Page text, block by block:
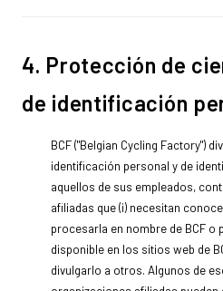
4. Protección de
de identificación
BCF ("Belgian Cycling Factory")
identificación personal y de
aquellos de sus empleados,
afiliadas que (i) necesitan
procesarla en nombre de BCF
disponible en los sitios web de
divulgarlo a otros. Algunos de